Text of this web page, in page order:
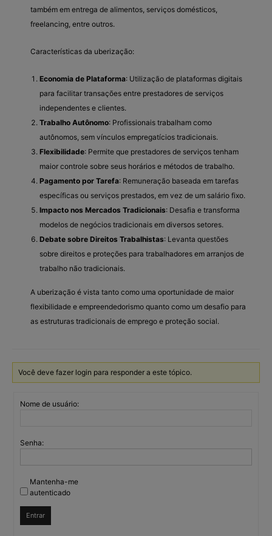
também em entrega de alimentos, serviços domésticos,
freelancing, entre outros.
Características da uberização:
Economia de Plataforma: Utilização de plataformas digitais
para facilitar transações entre prestadores de serviços
independentes e clientes.
Trabalho Autônomo: Profissionais trabalham como
autônomos, sem vínculos empregatícios tradicionais.
Flexibilidade: Permite que prestadores de serviços tenham
maior controle sobre seus horários e métodos de trabalho.
Pagamento por Tarefa: Remuneração baseada em tarefas
específicas ou serviços prestados, em vez de um salário fixo.
Impacto nos Mercados Tradicionais: Desafia e transforma
modelos de negócios tradicionais em diversos setores.
Debate sobre Direitos Trabalhistas: Levanta questões
sobre direitos e proteções para trabalhadores em arranjos de
trabalho não tradicionais.
A uberização é vista tanto como uma oportunidade de maior
flexibilidade e empreendedorismo quanto como um desafio para
as estruturas tradicionais de emprego e proteção social.
Você deve fazer login para responder a este tópico.
Nome de usuário:
Senha:
Mantenha-me
autenticado
Entrar